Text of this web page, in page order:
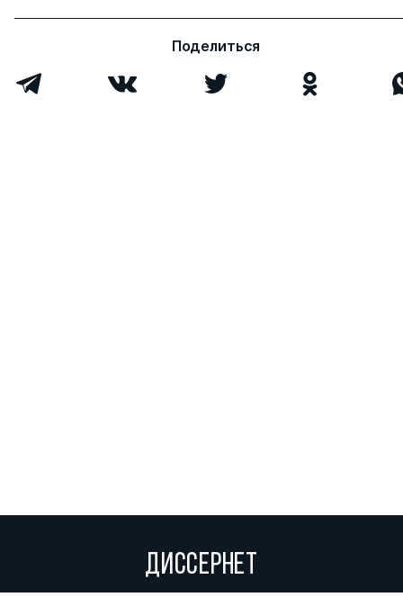
Поделиться
ДИССЕРНЕТ